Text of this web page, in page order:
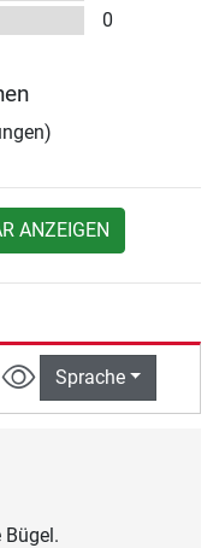
0
ANZEIGEN
Sprache
Bügel.